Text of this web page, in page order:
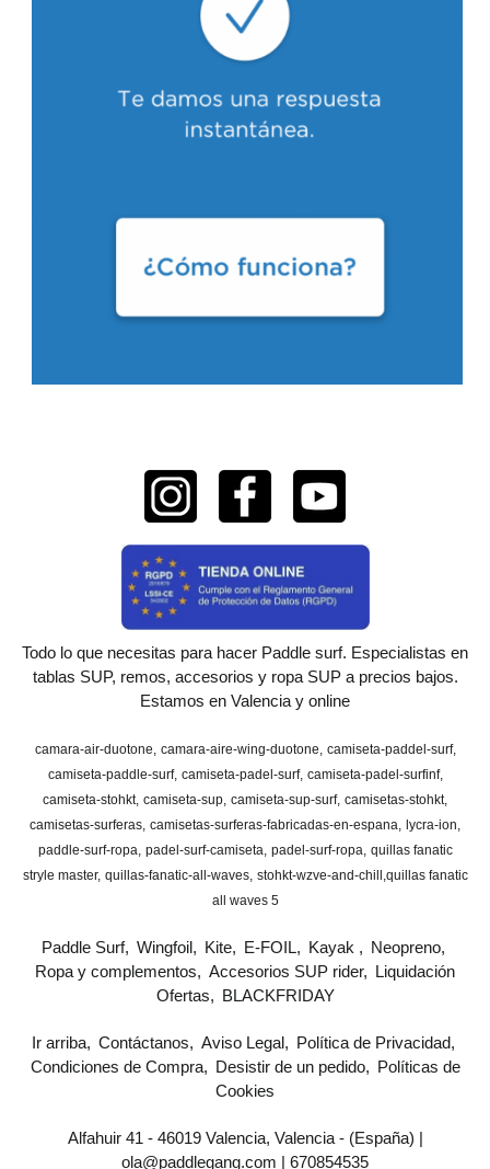
Todo lo que necesitas para hacer Paddle surf. Especialistas en
tablas SUP, remos, accesorios y ropa SUP a precios bajos.
Estamos en Valencia y online
camara-air-duotone camara-aire-wing-duotone camiseta-paddel-surf
camiseta-paddle-surf camiseta-padel-surf camiseta-padel-surfinf
camiseta-stohkt camiseta-sup camiseta-sup-surf camisetas-stohkt
camisetas-surferas camisetas-surferas-fabricadas-en-espana
lycra-ion
paddle-surf-ropa padel-surf-camiseta padel-surf-ropa quillas fanatic
stryle master quillas-fanatic-all-waves stohkt-wzve-and-chill
​quillas fanatic
all waves 5
Paddle Surf Wingfoil Kite E-FOIL Kayak
Neopreno
Ropa y complementos
Accesorios SUP rider
Liquidación
Ofertas
BLACKFRIDAY
Ir arriba Contáctanos Aviso Legal
Política de Privacidad
Condiciones de Compra
Desistir de un pedido
Políticas de
Cookies
Alfahuir 41 - 46019 Valencia, Valencia - (España) |
ola@paddlegang.com | 670854535